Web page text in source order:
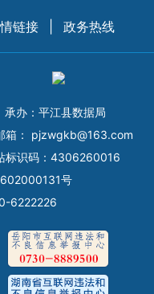
链接 政务热线
承办：平江县数据局
箱： pjzwgkb@163.com
标识码：4306260016
号
6222226